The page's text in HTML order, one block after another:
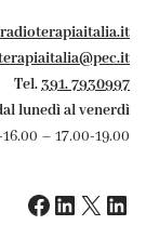
Tel.391. 7930997
lunedì al venerdì
– 17.00-19.00